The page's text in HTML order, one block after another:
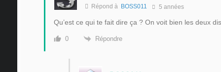
Répond à BOSS011 5 années
Qu’est ce qui te fait dire ça ? On voit bien les deux
0 Répondre